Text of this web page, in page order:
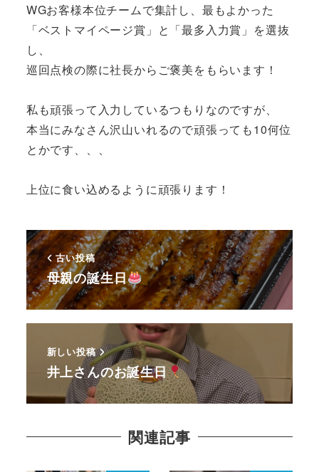
WGお客様本位チームで集計し、最もよかった
「ベストマイページ賞」と「最多入力賞」を選抜
し、
巡回点検の際に社長からご褒美をもらいます！
私も頑張って入力しているつもりなのですが、
本当にみなさん沢山いれるので頑張っても10何位
とかです、、、
上位に食い込めるように頑張ります！
古い投稿
母親の誕生日
新しい投稿
井上さんのお誕生日
関連記事